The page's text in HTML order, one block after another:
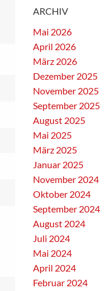
ARCHIV
Mai 2026
April 2026
März 2026
Dezember 2025
November 2025
September 2025
August 2025
Mai 2025
März 2025
Januar 2025
November 2024
Oktober 2024
September 2024
August 2024
Juli 2024
Mai 2024
April 2024
Februar 2024